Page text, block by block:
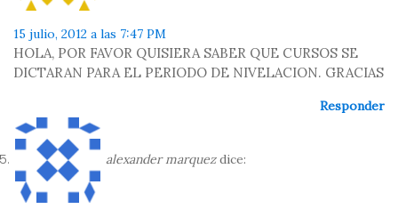
15 julio, 2012 a las 7:47 PM
HOLA, POR FAVOR QUISIERA SABER QUE CURSOS SE
DICTARAN PARA EL PERIODO DE NIVELACION. GRACIAS
Responder
alexander marquez dice: